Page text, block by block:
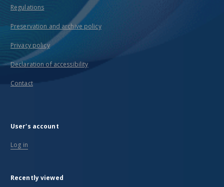
Regulations
Preservation and archive policy
Privacy policy
Declaration of accessibility
Contact
User's account
Log in
Recently viewed